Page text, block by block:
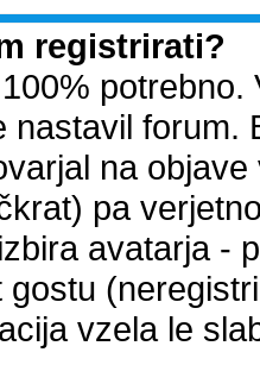
registrirati?
nastavil forum.
na
pa
avatarja -
gostu
vzela le